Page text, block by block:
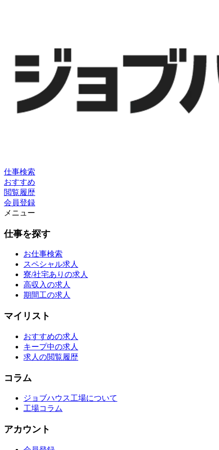
仕事検索
おすすめ
閲覧履歴
会員登録
メニュー
仕事を探す
お仕事検索
スペシャル求人
寮/社宅ありの求人
高収入の求人
期間工の求人
マイリスト
おすすめの求人
キープ中の求人
求人の閲覧履歴
コラム
ジョブハウス工場について
工場コラム
アカウント